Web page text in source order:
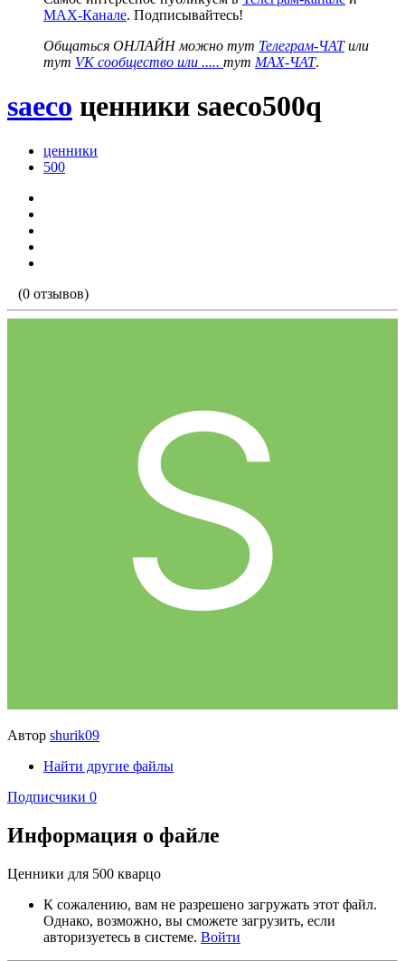
MAX-Канале. Подписывайтесь!
Общаться ОНЛАЙН можно тут Телеграм-ЧАТили
тут VK сообщество или ..... тут MAX-ЧАТ.
saeco ценники saeco500q
ценники
500
(0 отзывов)
Автор shurik09
Найти другие файлы
Подписчики 0
Информация о файле
Ценники для 500 кварцо
К сожалению, вам не разрешено загружать этот файл.
Однако, возможно, вы сможете загрузить, если
авторизуетесь в системе. Войти